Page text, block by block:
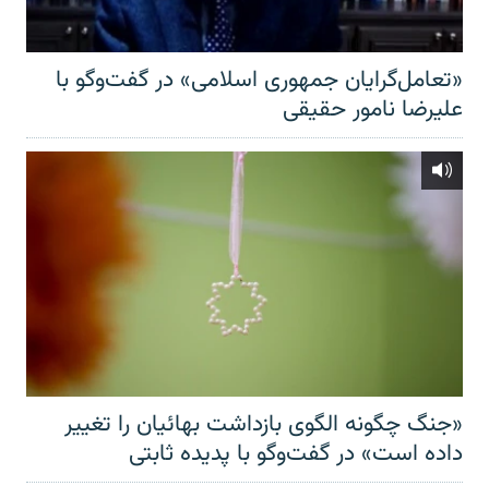
«تعامل‌گرایان جمهوری اسلامی» در گفت‌وگو با
علیرضا نامور حقیقی
«جنگ چگونه الگوی بازداشت بهائیان را تغییر
داده است» در گفت‌وگو با پدیده ثابتی